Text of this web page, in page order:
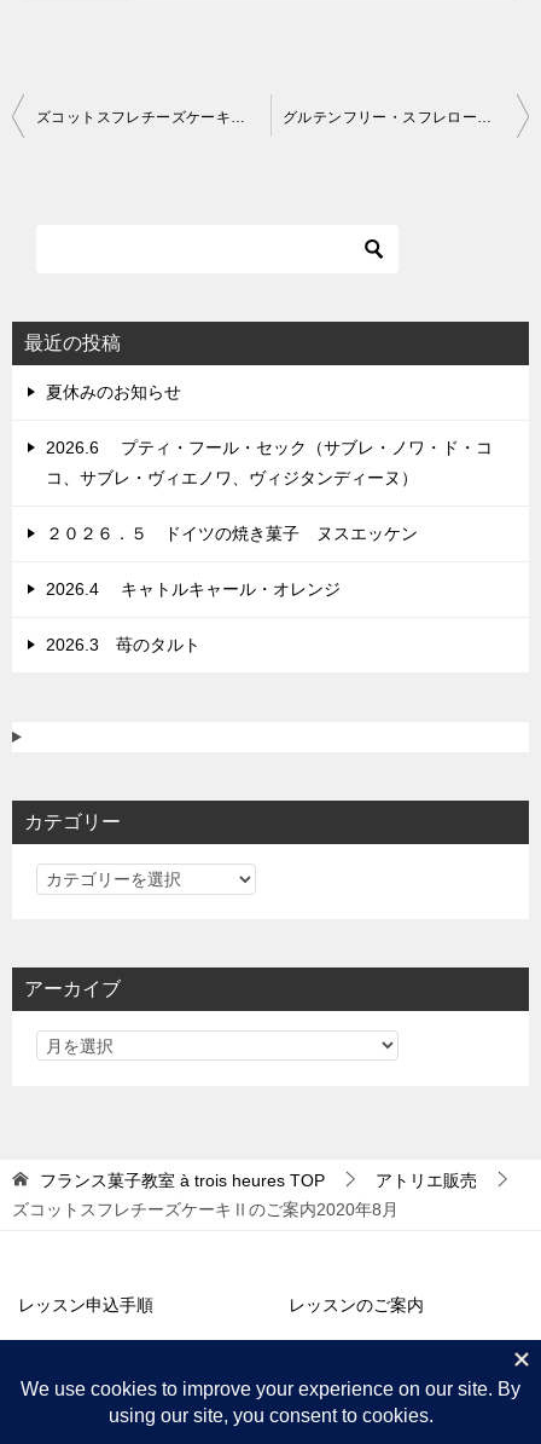
投
シ
ョ
ズコットスフレチーズケーキ販売のご案内2020年6月 グルテンフリー・スフレロールケーキのご案内2020年9月
最近の投稿
夏休みのお知らせ
2026.6 プティ・フール・セック（サブレ・ノワ・ド・コ
コ、サブレ・ヴィエノワ、ヴィジタンディーヌ）
２０２６．５ ドイツの焼き菓子 ヌスエッケン
2026.4 キャトルキャール・オレンジ
2026.3 苺のタルト
カテゴリー
カ
リ
アーカイブ
フランス菓子教室 à trois heures TOP
アトリエ販売
ズコットスフレチーズケーキⅡのご案内2020年8月
レッスン申込手順 レッスンのご案内